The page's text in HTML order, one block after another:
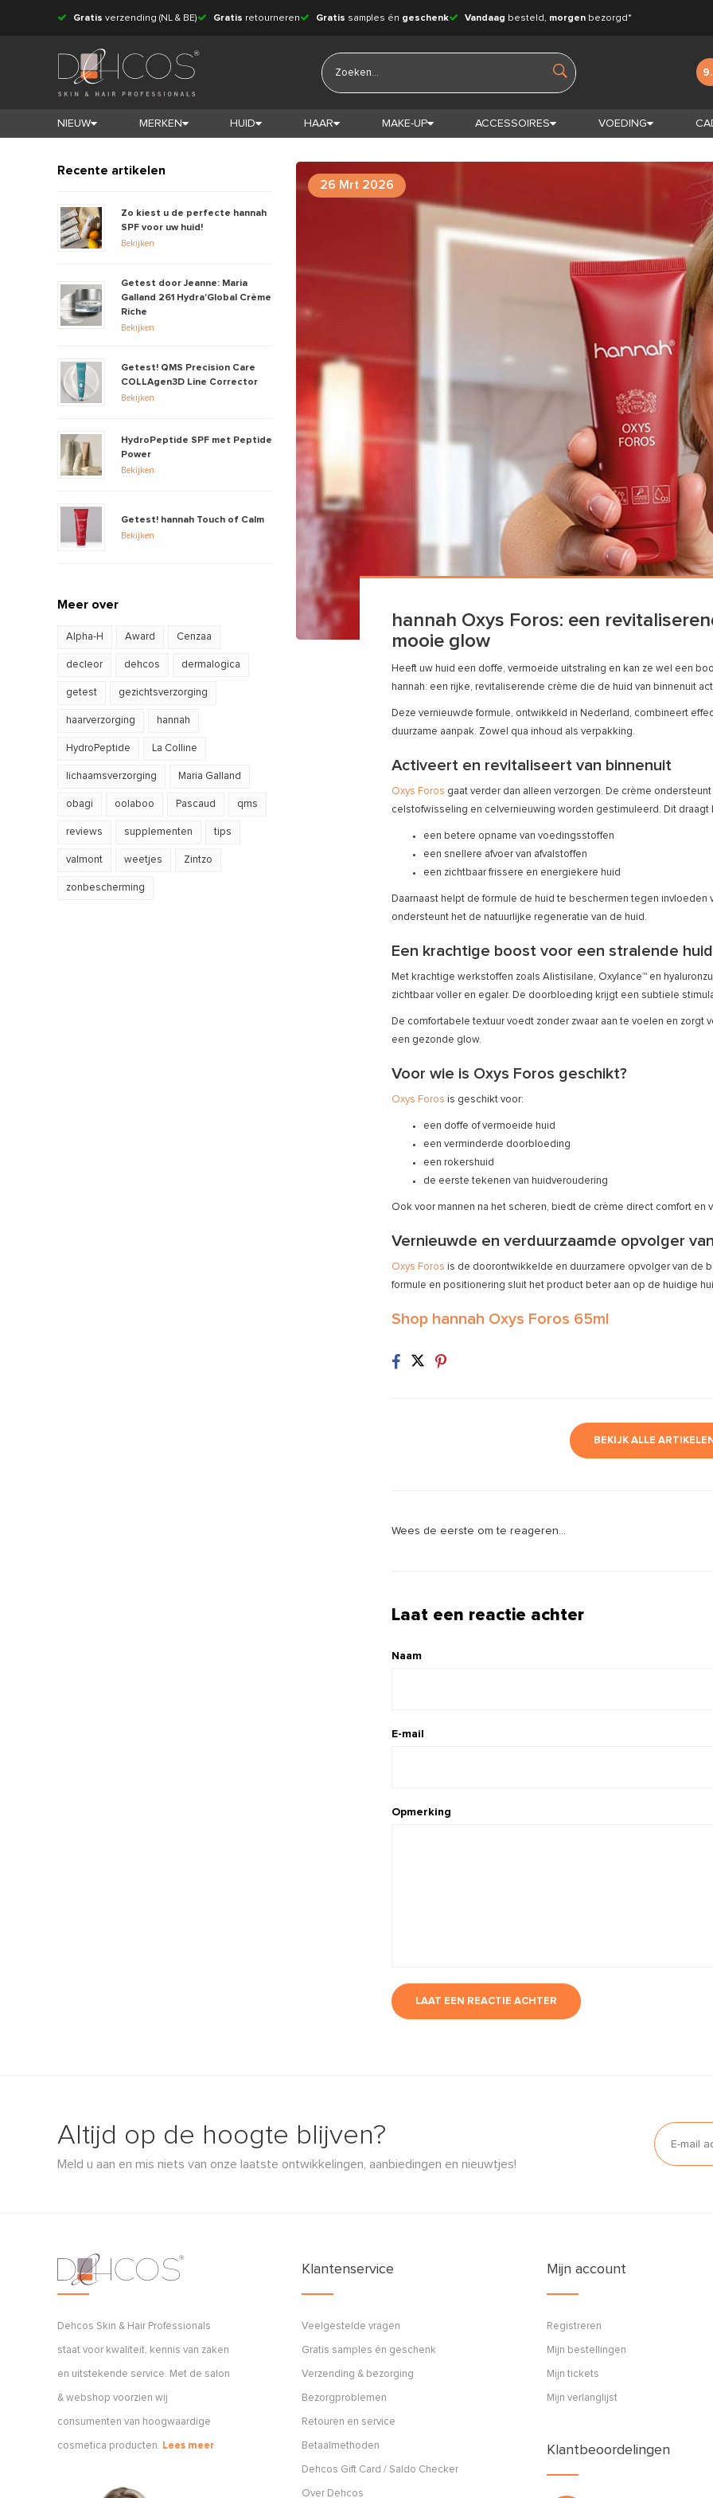
Gratis verzending (NL & BE) Gratis retourneren Gratis samples én geschenk Vandaag besteld, morgen bezorgd*
NIEUW MERKEN HUID HAAR MAKE-UP ACCESSOIRES VOEDING
Recente artikelen
Zo kiest u de perfecte hannah
SPF voor uw huid!
Bekijken
Getest door Jeanne: Maria
Galland 261 Hydra'Global Crème
Riche
Bekijken
Getest! QMS Precision Care
COLLAgen3D Line Corrector
Bekijken
HydroPeptide SPF met Peptide
Power
Bekijken
Getest! hannah Touch of Calm
Bekijken
Meer over
Alpha-H Award Cenzaa
decleor dehcos dermalogica
getest gezichtsverzorging
haarverzorging hannah
HydroPeptide La Colline
lichaamsverzorging Maria Galland
obagi oolaboo Pascaud qms
reviews supplementen tips
valmont weetjes Zintzo
zonbescherming
26 Mrt 2026
hannah Oxys Foros: een
mooie glow
Heeft uw huid een doffe, vermoeide uitstraling en kan ze wel een
hannah: een rijke, revitaliserende crème die de huid van binnenuit
Deze vernieuwde formule, ontwikkeld in Nederland, combineert
duurzame aanpak. Zowel qua inhoud als verpakking.
Activeert en revitaliseert van binnenuit
Oxys Foros gaat verder dan alleen verzorgen. De crème
celstofwisseling en celvernieuwing worden gestimuleerd. Dit draagt
een betere opname van voedingsstoffen
een snellere afvoer van afvalstoffen
een zichtbaar frissere en energiekere huid
Daarnaast helpt de formule de huid te beschermen tegen invloeden
ondersteunt het de natuurlijke regeneratie van de huid.
Een krachtige boost voor een stralende huid
Met krachtige werkstoffen zoals Alistisilane, Oxylance™ en
zichtbaar voller en egaler. De doorbloeding krijgt een subtiele
De comfortabele textuur voedt zonder zwaar aan te voelen en zorgt
een gezonde glow.
Voor wie is Oxys Foros geschikt?
Oxys Foros is geschikt voor:
een doffe of vermoeide huid
een verminderde doorbloeding
een rokershuid
de eerste tekenen van huidveroudering
Ook voor mannen na het scheren, biedt de crème direct comfort en
Vernieuwde en verduurzaamde opvolger
Oxys Foros is de doorontwikkelde en duurzamere opvolger van de
formule en positionering sluit het product beter aan op de huidige
Shop hannah Oxys Foros 65ml
BEKIJK ALLE
Wees de eerste om te reageren...
Laat een reactie achter
Naam
E-mail
Opmerking
LAAT EEN REACTIE ACHTER
Altijd op de hoogte blijven?
Meld u aan en mis niets van onze laatste ontwikkelingen, aanbiedingen en nieuwtjes!
Dehcos Skin & Hair Professionals
staat voor kwaliteit, kennis van zaken
en uitstekende service. Met de salon
& webshop voorzien wij
consumenten van hoogwaardige
cosmetica producten. Lees meer
Klantenservice
Veelgestelde vragen
Gratis samples én geschenk
Verzending & bezorging
Bezorgproblemen
Retouren en service
Betaalmethoden
Dehcos Gift Card / Saldo Checker
Over Dehcos
Mijn account
Registreren
Mijn bestellingen
Mijn tickets
Mijn verlanglijst
Klantbeoordelingen